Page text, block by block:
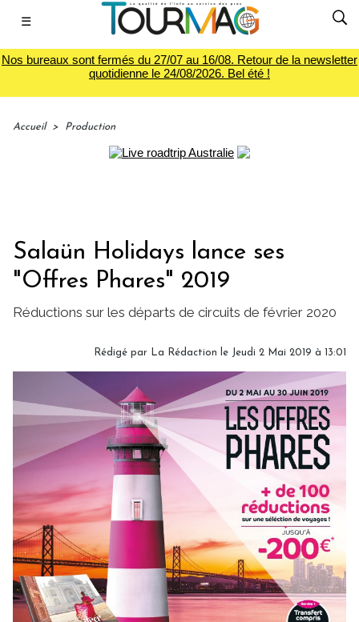
☰
Nos bureaux sont fermés du 27/07 au 16/08. Retour de la newsletter
quotidienne le 24/08/2026. Bel été !
Accueil > Production
Salaün Holidays lance ses
"Offres Phares" 2019
Réductions sur les départs de circuits de février 2020
Rédigé par La Rédaction le Jeudi 2 Mai 2019 à 13:01